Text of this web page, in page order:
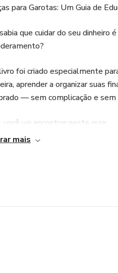
para Garotas: Um Guia de
que cuidar do seu dinheiro
foi criado especialmente
aprender a organizar suas
— sem complicação e
você vai encontrar neste guia:
mais